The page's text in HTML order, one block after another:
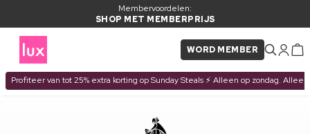
Membervoordelen:
SHOP MET MEMBERPRIJS
WORD MEMBER
Profiteer van tot 25% extra korting op Sunday Steals ⚡ Alleen op zondag.